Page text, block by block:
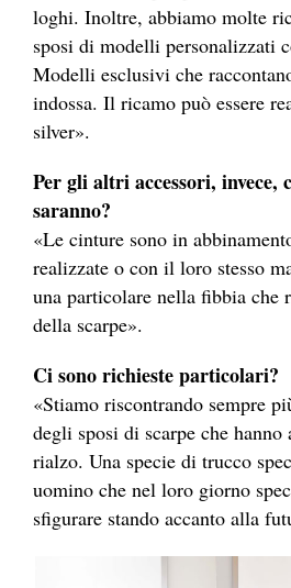
loghi. Inoltre, abbiamo molte
sposi di modelli personalizzati
Modelli esclusivi che
indossa. Il ricamo può essere
silver».
Per gli altri accessori, invece,
saranno?
«Le cinture sono in
realizzate o con il loro stesso
una particolare nella fibbia che
della scarpe».
Ci sono richieste particolari?
«Stiamo riscontrando sempre
degli sposi di scarpe che
rialzo. Una specie di trucco
uomino che nel loro giorno
sfigurare stando accanto alla